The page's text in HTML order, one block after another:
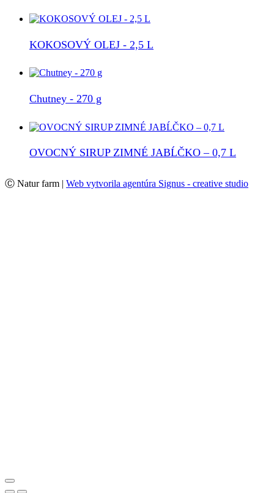
KOKOSOVÝ OLEJ - 2,5 L
Chutney - 270 g
OVOCNÝ SIRUP ZIMNÉ JABĹČKO – 0,7 L
Ⓒ Natur farm | Web vytvorila agentúra Signus - creative studio